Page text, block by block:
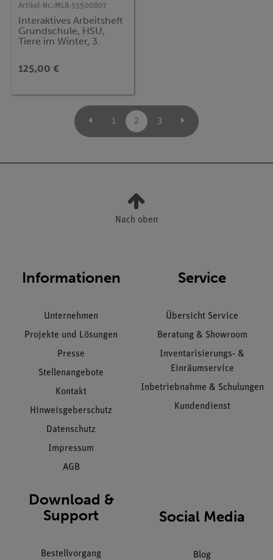
Artikel-Nr.: MLB-55500807
Interaktives Arbeitsheft
Grundschule, HSU,
Tiere im Winter, 3.
125,00 €
1 2 3
Nach oben
Informationen
Unternehmen
Projekte und Lösungen
Presse
Stellenangebote
Kontakt
Hinweisgeberschutz
Datenschutz
Impressum
AGB
Service
Übersicht Service
Beratung & Showroom
Inventarisierungs- &
Einräumservice
Inbetriebnahme & Schulungen
Kundendienst
Download &
Support
Bestellvorgang
Social Media
Blog